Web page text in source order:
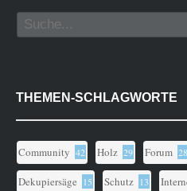
THEMEN-SCHLAGWORTE
Community 42 Holz 29 Forum 28
Dekupiersäge 15 Schutz 13